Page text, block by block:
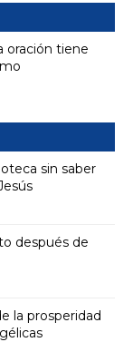
oración tiene
sin saber
después de
la prosperidad